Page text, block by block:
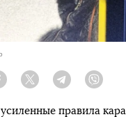
Facebook Twitter Telegram
правила